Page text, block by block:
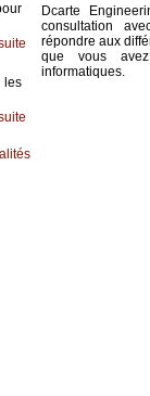
les
Dcarte
consultation
répondre aux
que vous
informatiques.